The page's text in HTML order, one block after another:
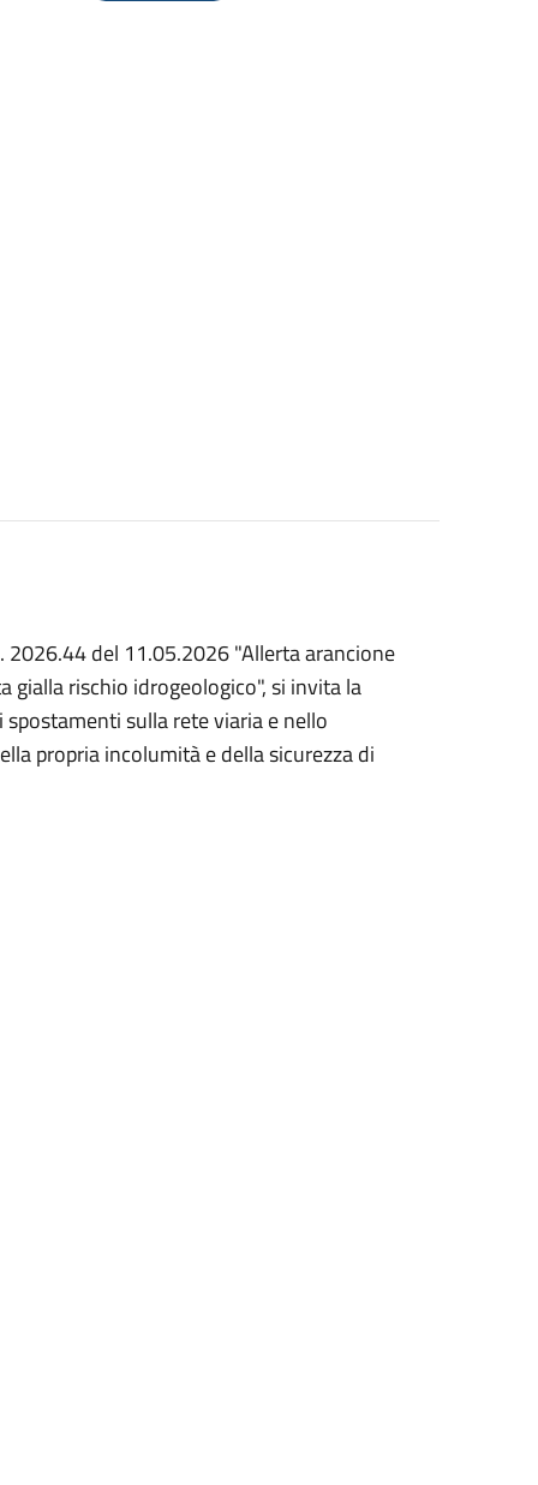
del 11.05.2026 "Allerta arancione
rischio idrogeologico", si invita la
sulla rete viaria e nello
propria incolumità e della sicurezza di